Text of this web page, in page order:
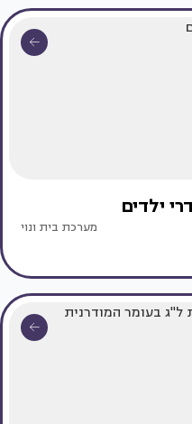
ילדים
מערכת בית ונוי